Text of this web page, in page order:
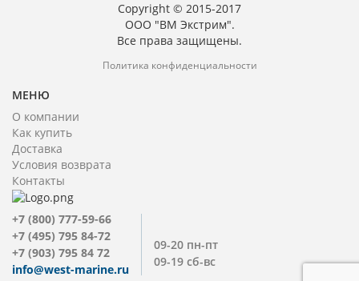
Copyright © 2015-2017
ООО "ВМ Экстрим".
Все права защищены.
Политика конфиденциальности
МЕНЮ
О компании
Как купить
Доставка
Условия возврата
Контакты
+7 (800) 777-59-66
+7 (495) 795 84-72
+7 (903) 795 84 72
info@west-marine.ru
09-20 пн-пт
09-19 сб-вс